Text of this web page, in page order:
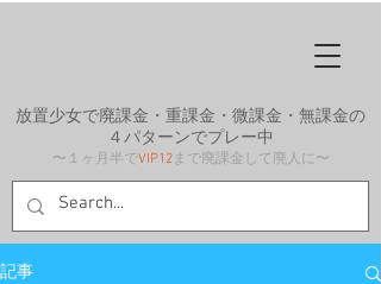
放置少女で廃課金・重課金・微課金・無課金の
４パターンでプレー中
〜１ヶ月半でVIP12まで廃課金して廃人に〜
記事